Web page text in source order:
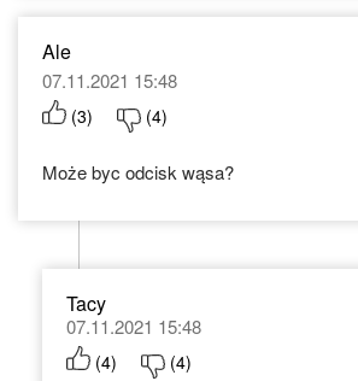
Ale
07.11.2021 15:48
(3) (4)
Może byc odcisk wąsa?
Tacy
07.11.2021 15:48
(4) (4)